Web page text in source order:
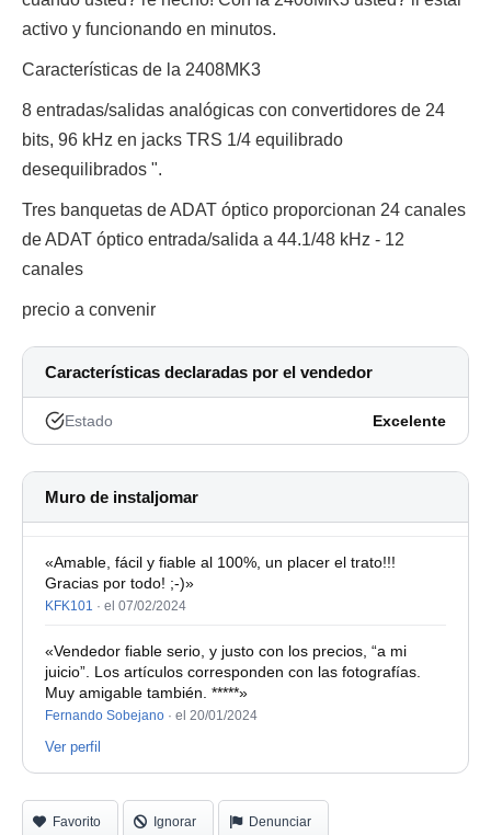
activo y funcionando en minutos.
Características de la 2408MK3
8 entradas/salidas analógicas con convertidores de 24
bits, 96 kHz en jacks TRS 1/4 equilibrado
desequilibrados ".
Tres banquetas de ADAT óptico proporcionan 24 canales
de ADAT óptico entrada/salida a 44.1/48 kHz - 12
canales
precio a convenir
Características declaradas por el vendedor
Estado Excelente
Muro de instaljomar
«Amable, fácil y fiable al 100%, un placer el trato!!!
Gracias por todo! ;-)»
KFK101 · el 07/02/2024
«Vendedor fiable serio, y justo con los precios, “a mi
juicio”. Los artículos corresponden con las fotografías.
Muy amigable también. *****»
Fernando Sobejano · el 20/01/2024
Ver perfil
Favorito Ignorar Denunciar